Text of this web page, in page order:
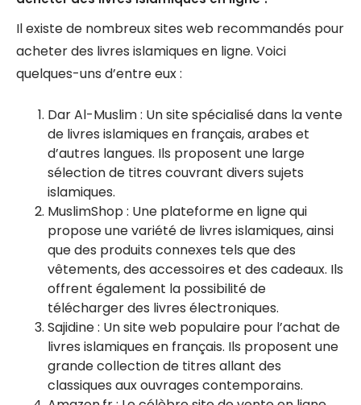
Il existe de nombreux sites web recommandés pour
acheter des livres islamiques en ligne. Voici
quelques-uns d’entre eux :
Dar Al-Muslim : Un site spécialisé dans la vente
de livres islamiques en français, arabes et
d’autres langues. Ils proposent une large
sélection de titres couvrant divers sujets
islamiques.
MuslimShop : Une plateforme en ligne qui
propose une variété de livres islamiques, ainsi
que des produits connexes tels que des
vêtements, des accessoires et des cadeaux. Ils
offrent également la possibilité de
télécharger des livres électroniques.
Sajidine : Un site web populaire pour l’achat de
livres islamiques en français. Ils proposent une
grande collection de titres allant des
classiques aux ouvrages contemporains.